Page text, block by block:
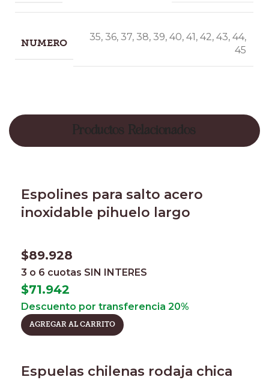
NUMERO
35, 36, 37, 38, 39, 40, 41, 42, 43, 44,
45
Productos Relacionados
Espolines para salto acero
inoxidable pihuelo largo
$89.928
3 o 6 cuotas SIN INTERES
$71.942
Descuento por transferencia 20%
AGREGAR AL CARRITO
Espuelas chilenas rodaja chica